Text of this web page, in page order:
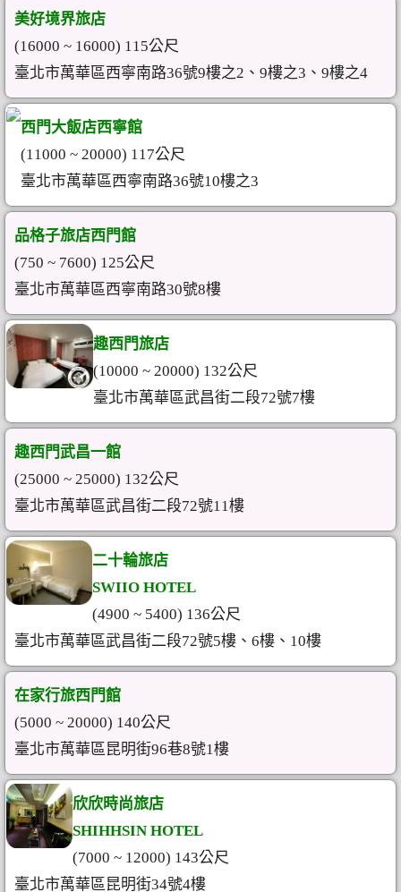
美好境界旅店
(16000 ~ 16000) 115公尺
臺北市萬華區西寧南路36號9樓之2、9樓之3、9樓之4
西門大飯店西寧館
(11000 ~ 20000) 117公尺
臺北市萬華區西寧南路36號10樓之3
品格子旅店西門館
(750 ~ 7600) 125公尺
臺北市萬華區西寧南路30號8樓
趣西門旅店
(10000 ~ 20000) 132公尺
臺北市萬華區武昌街二段72號7樓
趣西門武昌一館
(25000 ~ 25000) 132公尺
臺北市萬華區武昌街二段72號11樓
二十輪旅店
SWIIO HOTEL
(4900 ~ 5400) 136公尺
臺北市萬華區武昌街二段72號5樓、6樓、10樓
在家行旅西門館
(5000 ~ 20000) 140公尺
臺北市萬華區昆明街96巷8號1樓
欣欣時尚旅店
SHIHHSIN HOTEL
(7000 ~ 12000) 143公尺
臺北市萬華區昆明街34號4樓